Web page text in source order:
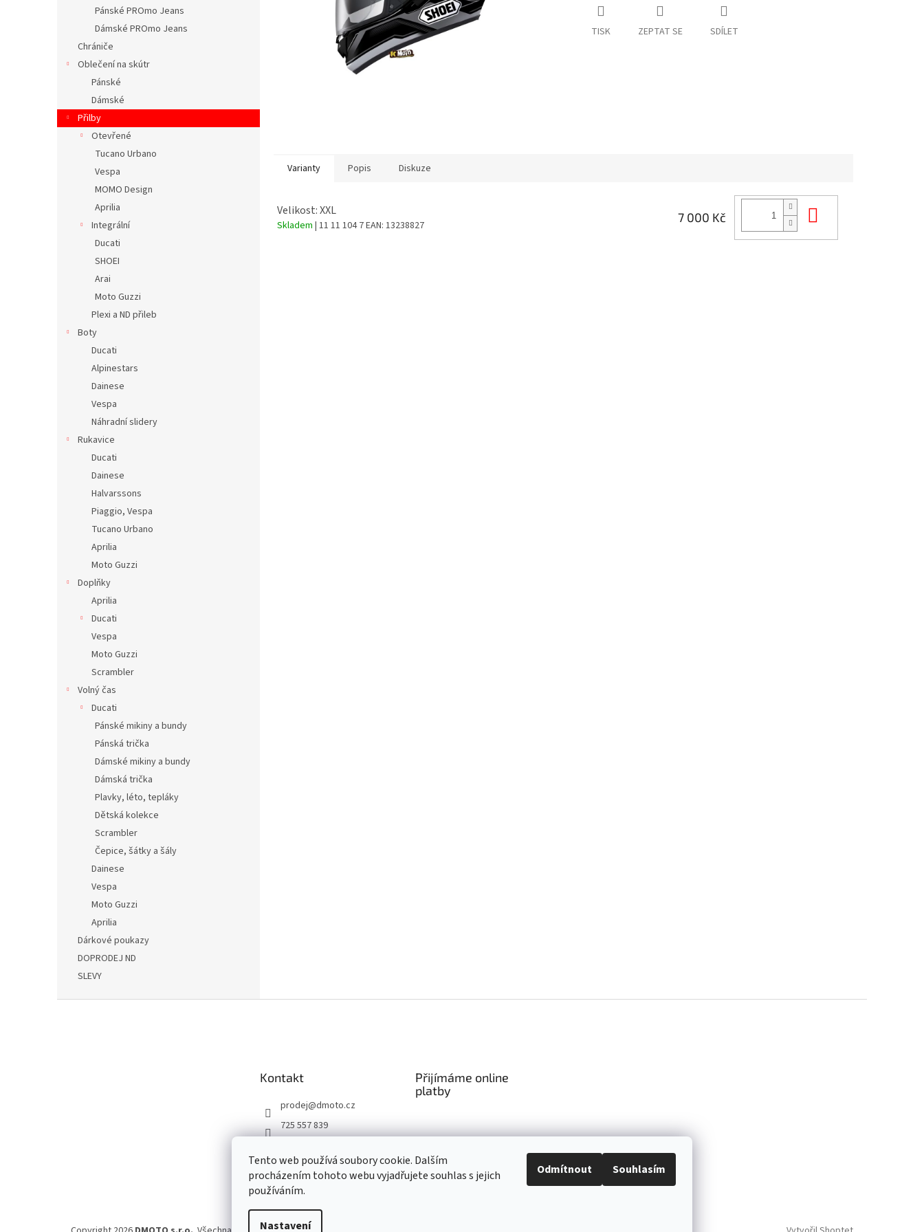
Tento web používá soubory cookie. Dalším
procházením tohoto webu vyjadřujete souhlas s jejich
používáním.
Nastavení
Odmítnout Souhlasím
Pánské PROmo Jeans
Dámské PROmo Jeans
Chrániče
Oblečení na skútr
Pánské
Dámské
Přilby
Otevřené
Tucano Urbano
Vespa
MOMO Design
Aprilia
Integrální
Ducati
SHOEI
Arai
Moto Guzzi
Plexi a ND přileb
Boty
Ducati
Alpinestars
Dainese
Vespa
Náhradní slidery
Rukavice
Ducati
Dainese
Halvarssons
Piaggio, Vespa
Tucano Urbano
Aprilia
Moto Guzzi
Doplňky
Aprilia
Ducati
Vespa
Moto Guzzi
Scrambler
Volný čas
Ducati
Pánské mikiny a bundy
Pánská trička
Dámské mikiny a bundy
Dámská trička
Plavky, léto, tepláky
Dětská kolekce
Scrambler
Čepice, šátky a šály
Dainese
Vespa
Moto Guzzi
Aprilia
Dárkové poukazy
DOPRODEJ ND
SLEVY
TISK ZEPTAT SE SDÍLET
Varianty Popis Diskuze
Velikost: XXL
Skladem | 11 11 104 7EAN: 13238827
7 000 Kč
Kontakt
prodej@dmoto.cz
725 557 839
dmoto.cz
YouTube DMOTO
Přijímáme online
platby